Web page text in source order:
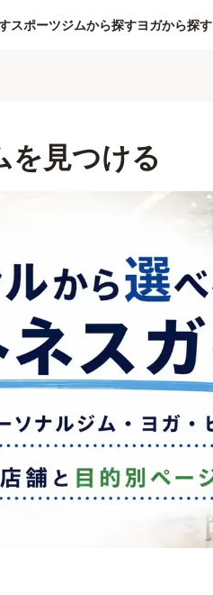
スポーツジムから探すヨガから探す
を見つける